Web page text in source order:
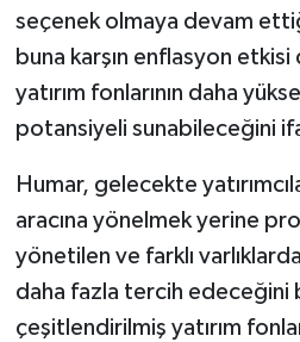
seçenek olmaya devam
buna karşın enflasyon etkisi
yatırım fonlarının daha
potansiyeli sunabileceğini
Humar, gelecekte
aracına yönelmek yerine
yönetilen ve farklı
daha fazla tercih edeceğini
çeşitlendirilmiş yatırım